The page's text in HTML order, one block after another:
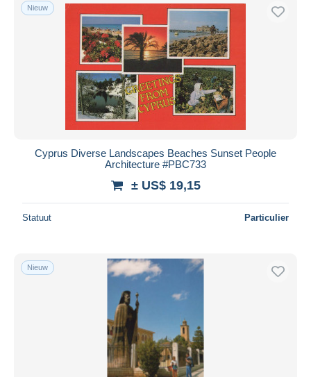
Nieuw
Cyprus Diverse Landscapes Beaches Sunset People
Architecture #PBC733
± US$ 19,15
Statuut Particulier
Nieuw